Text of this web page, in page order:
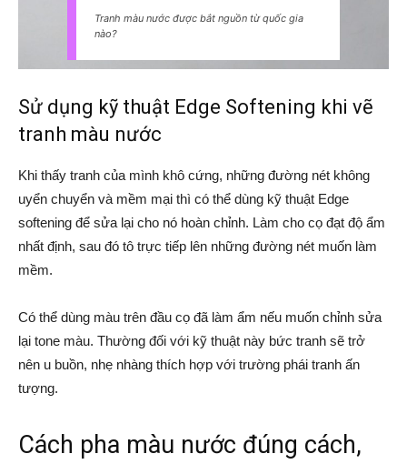
Tranh màu nước được bắt nguồn từ quốc gia
nào?
Sử dụng kỹ thuật Edge Softening khi vẽ
tranh màu nước
Khi thấy tranh của mình khô cứng, những đường nét không
uyển chuyển và mềm mại thì có thể dùng kỹ thuật Edge
softening để sửa lại cho nó hoàn chỉnh. Làm cho cọ đạt độ ẩm
nhất định, sau đó tô trực tiếp lên những đường nét muốn làm
mềm.
Có thể dùng màu trên đầu cọ đã làm ẩm nếu muốn chỉnh sửa
lại tone màu. Thường đối với kỹ thuật này bức tranh sẽ trở
nên u buồn, nhẹ nhàng thích hợp với trường phái tranh ấn
tượng.
Cách pha màu nước đúng cách,